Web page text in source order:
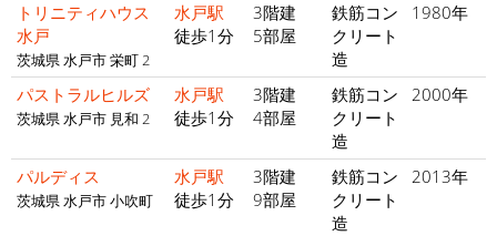
トリニティハウス
水戸
茨城県 水戸市 栄町 2
水戸駅
徒歩1分
3階建
5部屋
鉄筋コン
クリート
造
1980年
パストラルヒルズ
茨城県 水戸市 見和 2
水戸駅
徒歩1分
3階建
4部屋
鉄筋コン
クリート
造
2000年
パルディス
茨城県 水戸市 小吹町
水戸駅
徒歩1分
3階建
9部屋
鉄筋コン
クリート
造
2013年